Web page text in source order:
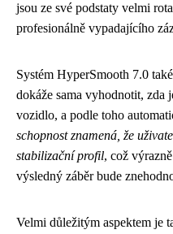
jsou ze své podstaty velmi
profesionálně vypadajícího
Systém HyperSmooth 7.0
dokáže sama vyhodnotit, zda
vozidlo, a podle toho
schopnost znamená, že
stabilizační profil, což
výsledný záběr bude
Velmi důležitým aspektem je